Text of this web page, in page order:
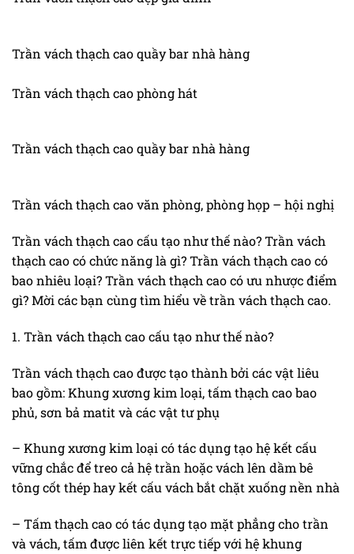
Trần vách thạch cao quầy bar nhà hàng
Trần vách thạch cao phòng hát
Trần vách thạch cao quầy bar nhà hàng
Trần vách thạch cao văn phòng, phòng họp – hội nghị
Trần vách thạch cao cấu tạo như thế nào? Trần vách
thạch cao có chức năng là gì? Trần vách thạch cao có
bao nhiêu loại? Trần vách thạch cao có ưu nhược điểm
gì? Mời các bạn cùng tìm hiểu về trần vách thạch cao.
1. Trần vách thạch cao cấu tạo như thế nào?
Trần vách thạch cao được tạo thành bởi các vật liêu
bao gồm: Khung xương kim loại, tấm thạch cao bao
phủ, sơn bả matit và các vật tư phụ
– Khung xương kim loại có tác dụng tạo hệ kết cấu
vững chắc để treo cả hệ trần hoặc vách lên dầm bê
tông cốt thép hay kết cấu vách bắt chặt xuống nền nhà
– Tấm thạch cao có tác dụng tạo mặt phẳng cho trần
và vách, tấm được liên kết trực tiếp với hệ khung